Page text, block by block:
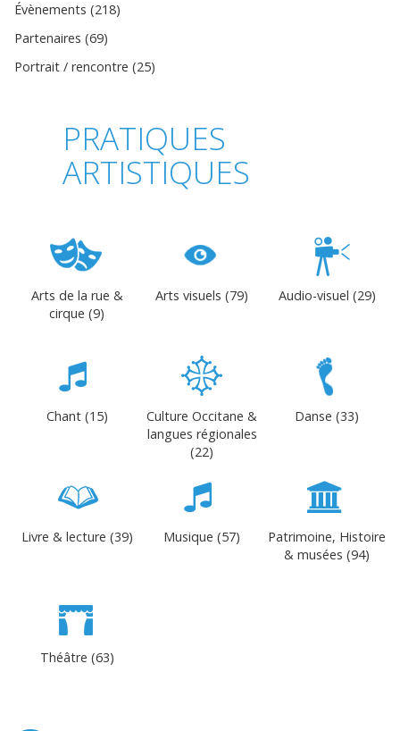
Évènements (218)
Partenaires (69)
Portrait / rencontre (25)
PRATIQUES
ARTISTIQUES
Arts de la rue &
cirque (9)
Arts visuels (79) Audio-visuel (29)
Chant (15)
Culture Occitane &
langues régionales
(22)
Danse (33)
Livre & lecture (39) Musique (57)
Patrimoine, Histoire
& musées (94)
Théâtre (63)